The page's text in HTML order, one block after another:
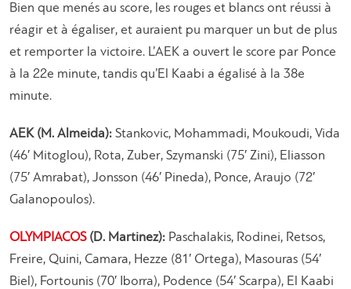
Bien que menés au score, les rouges et blancs ont réussi à
réagir et à égaliser, et auraient pu marquer un but de plus
et remporter la victoire. L’AEK a ouvert le score par Ponce
à la 22e minute, tandis qu’El Kaabi a égalisé à la 38e
minute.
AEK (M. Almeida): Stankovic, Mohammadi, Moukoudi, Vida
(46′ Mitoglou), Rota, Zuber, Szymanski (75′ Zini), Eliasson
(75′ Amrabat), Jonsson (46′ Pineda), Ponce, Araujo (72′
Galanopoulos).
OLYMPIACOS (D. Martinez): Paschalakis, Rodinei, Retsos,
Freire, Quini, Camara, Hezze (81′ Ortega), Masouras (54′
Biel), Fortounis (70′ Iborra), Podence (54′ Scarpa), El Kaabi